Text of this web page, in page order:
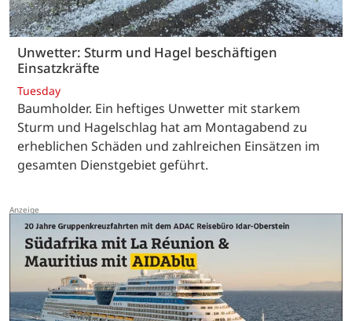
Unwetter: Sturm und Hagel beschäftigen
Einsatzkräfte
Tuesday
Baumholder. Ein heftiges Unwetter mit starkem
Sturm und Hagelschlag hat am Montagabend zu
erheblichen Schäden und zahlreichen Einsätzen im
gesamten Dienstgebiet geführt.